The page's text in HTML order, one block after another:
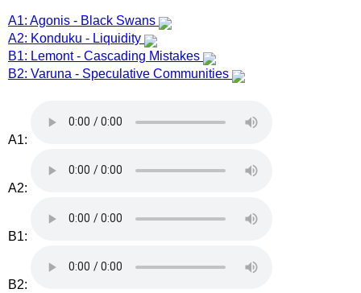
A1: Agonis - Black Swans
A2: Konduku - Liquidity
B1: Lemont - Cascading Mistakes
B2: Varuna - Speculative Communities
A1:
A2:
B1:
B2: